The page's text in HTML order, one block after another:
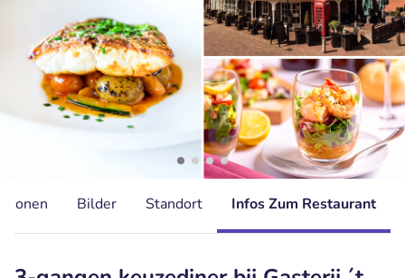
Bilder Standort Infos Zum Restaurant